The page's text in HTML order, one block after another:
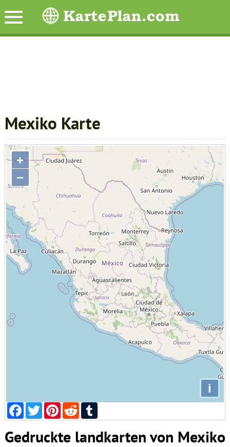
Mexiko Karte
+
−
i
Facebook
TwitterPinterest
RedditTumblr
Gedruckte landkarten von Mexiko